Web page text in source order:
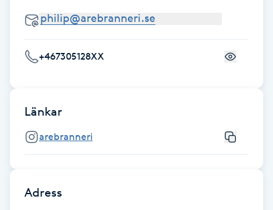
Fet hårbotten
+467305128XX
Länkar
arebranneri
Adress